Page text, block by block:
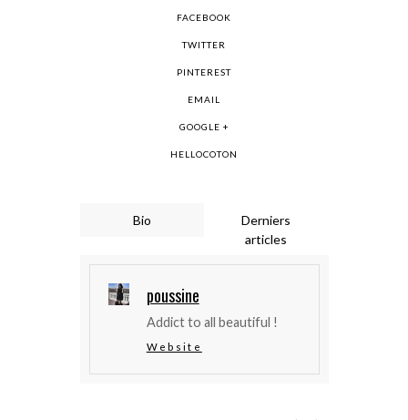
FACEBOOK
TWITTER
PINTEREST
EMAIL
GOOGLE +
HELLOCOTON
Bio
Derniers
articles
poussine
Addict to all beautiful !
Website